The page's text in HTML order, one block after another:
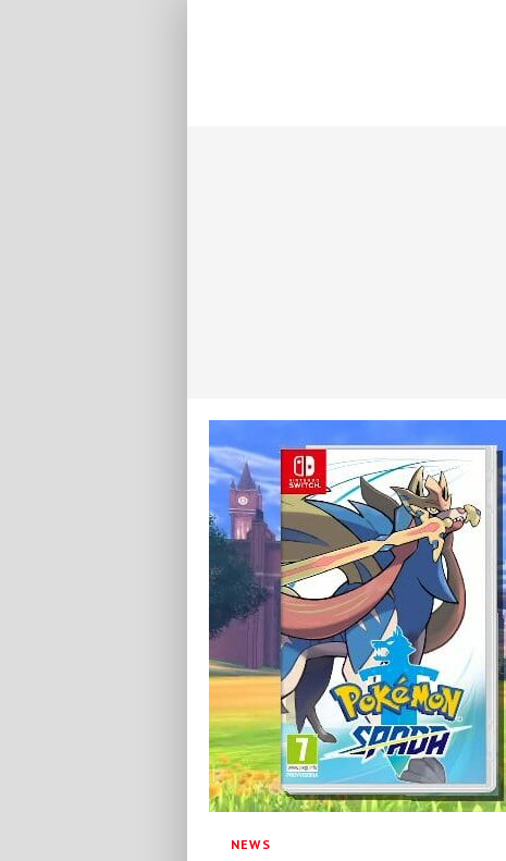
NEWS